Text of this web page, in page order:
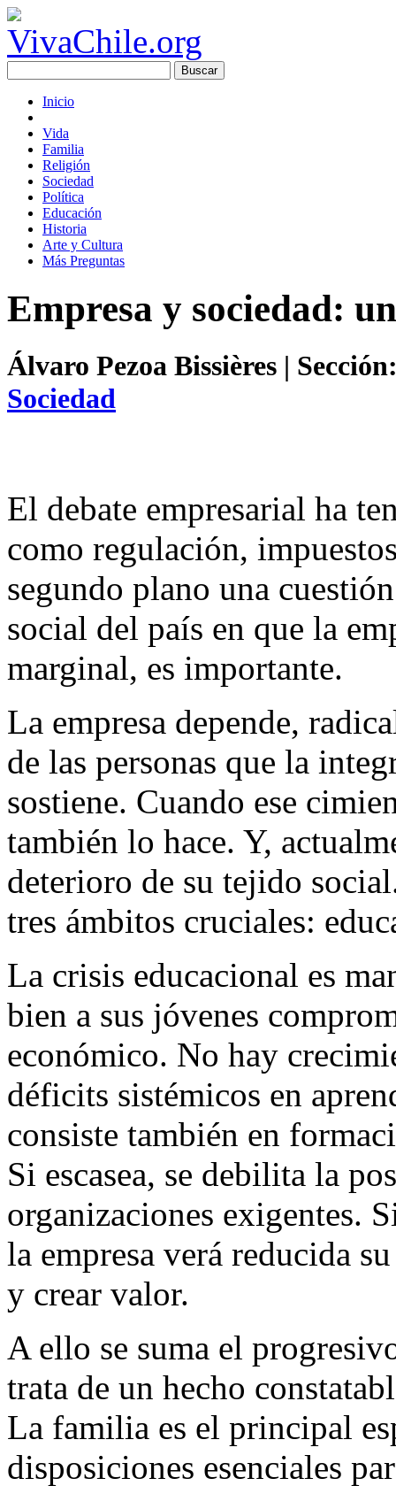
Inicio
Vida
Familia
Religión
Sociedad
Política
Educación
Historia
Arte y Cultura
Más Preguntas
Empresa y sociedad:
Álvaro Pezoa Bissières |
Sociedad
El debate empresarial ha
como regulación,
segundo plano una
social del país en que la
marginal, es importante.
La empresa depende,
de las personas que la
sostiene. Cuando ese
también lo hace. Y,
deterioro de su tejido
tres ámbitos cruciales:
La crisis educacional es
bien a sus jóvenes
económico. No hay
déficits sistémicos en
consiste también en
Si escasea, se debilita la
organizaciones exigentes.
la empresa verá reducida
y crear valor.
A ello se suma el
trata de un hecho
La familia es el principal
disposiciones esenciales